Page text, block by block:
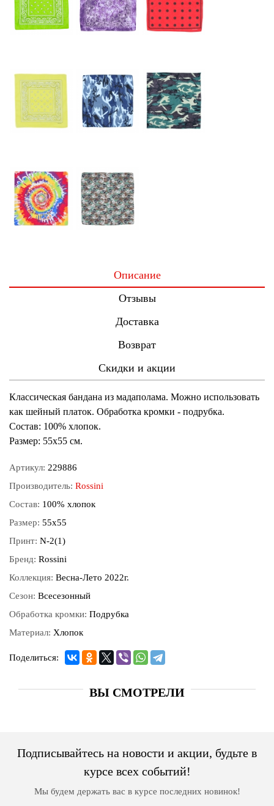
Описание
Отзывы
Доставка
Возврат
Скидки и акции
Классическая бандана из мадаполама. Можно использовать
как шейный платок. Обработка кромки - подрубка.
Состав: 100% хлопок.
Размер: 55х55 см.
Артикул: 229886
Производитель: Rossini
Состав: 100% хлопок
Размер: 55х55
Принт: N-2(1)
Бренд: Rossini
Коллекция: Весна-Лето 2022г.
Сезон: Всесезонный
Обработка кромки: Подрубка
Материал: Хлопок
Поделиться:
ВЫ СМОТРЕЛИ
Подписывайтесь на новости и акции, будьте в
курсе всех событий!
Мы будем держать вас в курсе последних новинок!